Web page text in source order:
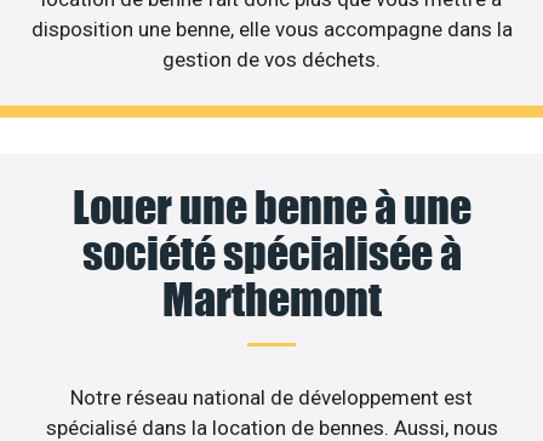
disposition une benne, elle vous accompagne dans la
gestion de vos déchets.
Louer une benne à une
société spécialisée à
Marthemont
Notre réseau national de développement est
spécialisé dans la location de bennes. Aussi, nous